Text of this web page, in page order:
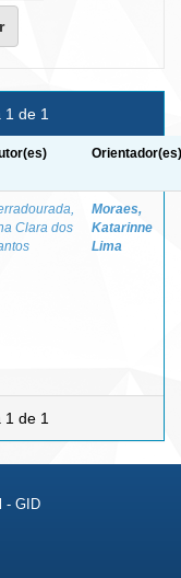
de 1
Orientador(es)
Clara dos
Moraes,
Katarinne
Lima
de 1
- GID